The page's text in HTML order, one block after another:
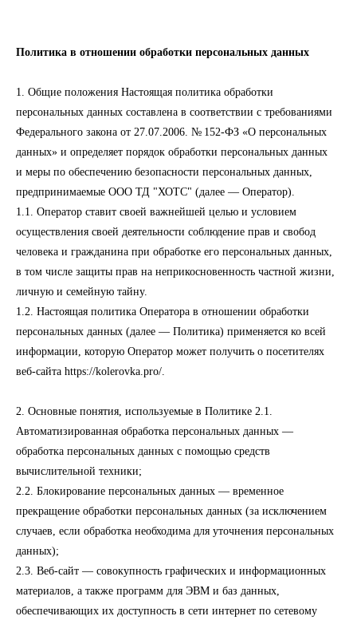
Политика в отношении обработки персональных данных
1. Общие положения Настоящая политика обработки
персональных данных составлена в соответствии с требованиями
Федерального закона от 27.07.2006. № 152-ФЗ «О персональных
данных» и определяет порядок обработки персональных данных
и меры по обеспечению безопасности персональных данных,
предпринимаемые ООО ТД "ХОТС" (далее — Оператор).
1.1. Оператор ставит своей важнейшей целью и условием
осуществления своей деятельности соблюдение прав и свобод
человека и гражданина при обработке его персональных данных,
в том числе защиты прав на неприкосновенность частной жизни,
личную и семейную тайну.
1.2. Настоящая политика Оператора в отношении обработки
персональных данных (далее — Политика) применяется ко всей
информации, которую Оператор может получить о посетителях
веб-сайта https://kolerovka.pro/.
2. Основные понятия, используемые в Политике 2.1.
Автоматизированная обработка персональных данных —
обработка персональных данных с помощью средств
вычислительной техники;
2.2. Блокирование персональных данных — временное
прекращение обработки персональных данных (за исключением
случаев, если обработка необходима для уточнения персональных
данных);
2.3. Веб-сайт — совокупность графических и информационных
материалов, а также программ для ЭВМ и баз данных,
обеспечивающих их доступность в сети интернет по сетевому